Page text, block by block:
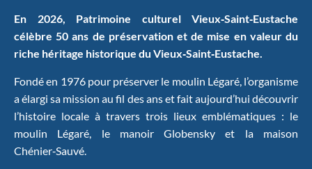
En 2026, Patrimoine culturel Vieux‑Saint‑Eustache
célèbre 50 ans de préservation et de mise en valeur du
riche héritage historique du Vieux‑Saint‑Eustache.
Fondé en 1976 pour préserver le moulin Légaré, l’organisme
a élargi sa mission au fil des ans et fait aujourd’hui découvrir
l’histoire locale à travers trois lieux emblématiques : le
moulin Légaré, le manoir Globensky et la maison
Chénier‑Sauvé.